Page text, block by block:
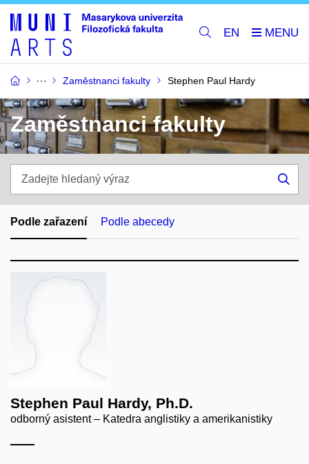
EN
Zaměstnanci fakulty Stephen Paul Hardy
Zaměstnanci fakulty
hledaný
výraz
Podle zařazení Podle abecedy
Stephen Paul Hardy, Ph.D.
odborný asistent – Katedra anglistiky a amerikanistiky